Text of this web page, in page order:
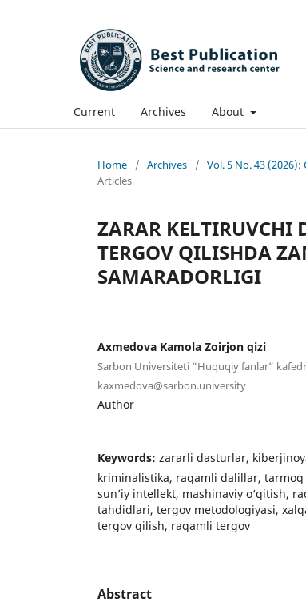
Current Archives About
Home / Archives / Vol. 5 No. 43 (2026):
Articles
ZARAR KELTIRUVCHI
TERGOV QILISHDA
SAMARADORLIGI
Axmedova Kamola Zoirjon qizi
Sarbon Universiteti “Huquqiy fanlar”
kaxmedova@sarbon.university
Author
Keywords: zararli dasturlar,
kriminalistika, raqamli dalillar,
sun’iy intellekt, mashinaviy o‘qitish,
tahdidlari, tergov metodologiyasi,
tergov qilish, raqamli tergov
Abstract